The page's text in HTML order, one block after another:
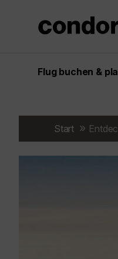
Flug buchen &
Start